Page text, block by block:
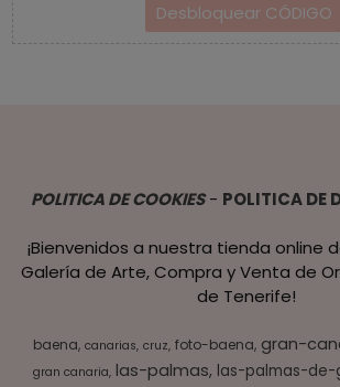
POLITICA DE COOKIES- POLITICA DE
¡Bienvenidos a nuestra tienda online
Galería de Arte, Compra y Venta de
de Tenerife!
baena canarias cruz foto-baena gran-
gran canaria las-palmas las-palmas-de-